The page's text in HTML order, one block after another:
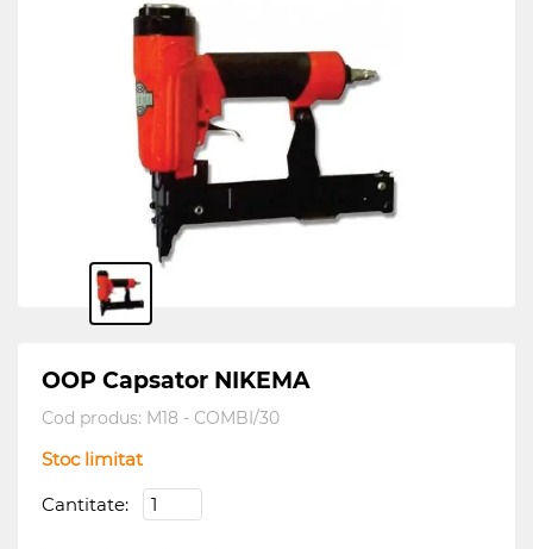
OOP Capsator NIKEMA
Cod produs: M18 - COMBI/30
Stoc limitat
Cantitate: